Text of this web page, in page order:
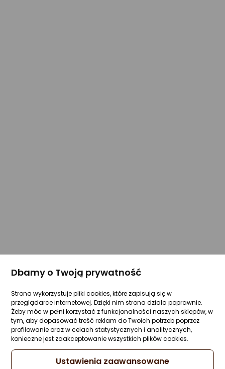
Dbamy o Twoją prywatność
Strona wykorzystuje pliki cookies, które zapisują się w
przeglądarce internetowej. Dzięki nim strona działa poprawnie.
Żeby móc w pełni korzystać z funkcjonalności naszych sklepów, w
tym, aby dopasować treść reklam do Twoich potrzeb poprzez
profilowanie oraz w celach statystycznych i analitycznych,
konieczne jest zaakceptowanie wszystkich plików cookies.
Ustawienia zaawansowane